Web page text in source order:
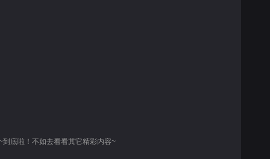
到底啦！不如去看看其它精彩内容~